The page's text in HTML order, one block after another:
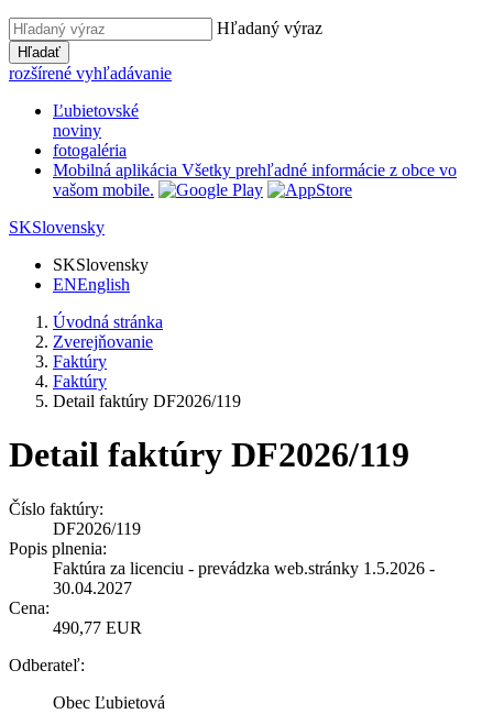
Hľadaný výraz
Hľadať
rozšírené vyhľadávanie
Ľubietovské
noviny
fotogaléria
Mobilná aplikácia Všetky prehľadné informácie z obce vo
vašom mobile.
SKSlovensky
SKSlovensky
ENEnglish
Úvodná stránka
Zverejňovanie
Faktúry
Faktúry
Detail faktúry DF2026/119
Detail faktúry DF2026/119
Číslo faktúry:
DF2026/119
Popis plnenia:
Faktúra za licenciu - prevádzka web.stránky 1.5.2026 -
30.04.2027
Cena:
490,77 EUR
Odberateľ:
Obec Ľubietová